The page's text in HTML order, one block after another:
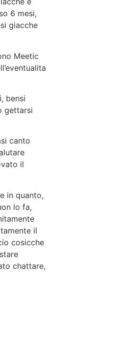
6 mesi,
giacche
Meetic
bensi
gettarsi
canto
il
in quanto,
lo fa,
il
cosicche
chattare,